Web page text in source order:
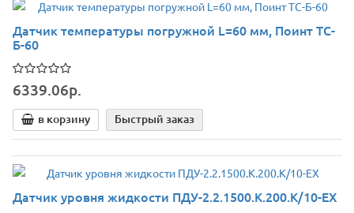
Датчик температуры погружной L=60 мм, Поинт ТС-
Б-60
6339.06р.
в корзину Быстрый заказ
Датчик уровня жидкости ПДУ-2.2.1500.К.200.К/10-ЕХ